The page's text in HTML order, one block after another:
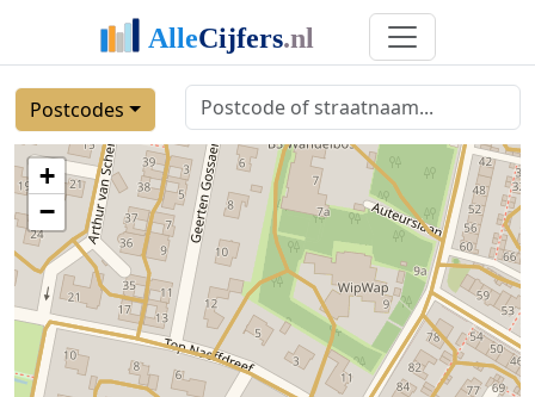
Postcodes
+
−